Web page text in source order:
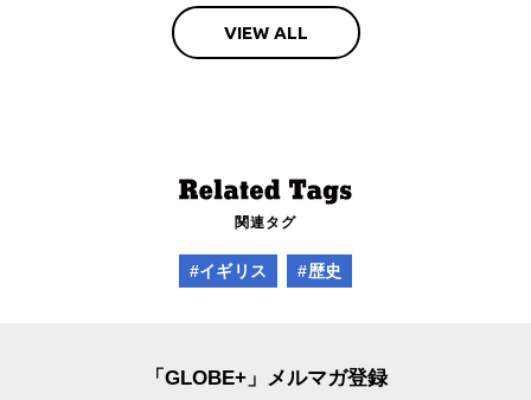
VIEW ALL
関連タグ
#イギリス #歴史
「GLOBE+」メルマガ登録